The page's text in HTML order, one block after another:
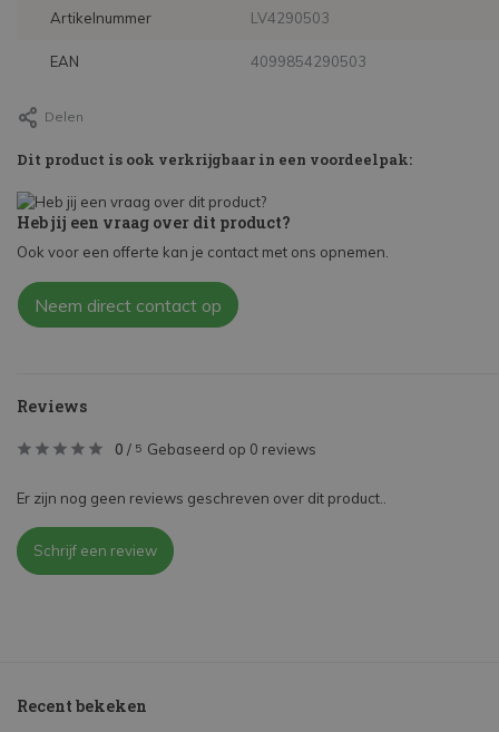
Artikelnummer LV4290503
EAN 4099854290503
Delen
Dit product is ook verkrijgbaar in een voordeelpak:
Heb jij een vraag over dit product?
Ook voor een offerte kan je contact met ons opnemen.
Neem direct contact op
Reviews
0 / 5 Gebaseerd op 0 reviews
Er zijn nog geen reviews geschreven over dit product..
Schrijf een review
Recent bekeken